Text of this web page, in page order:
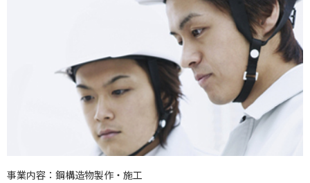
事業内容：鋼構造物製作・施工